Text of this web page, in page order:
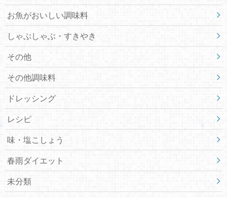
お魚がおいしい調味料
しゃぶしゃぶ・すきやき
その他
その他調味料
ドレッシング
レシピ
味・塩こしょう
春雨ダイエット
未分類